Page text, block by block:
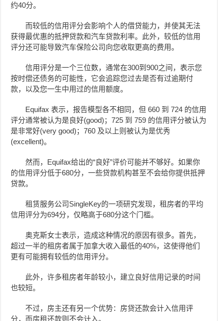
约40分。
而较低的信用评分会影响个人的借贷能力，并使其无法
获得最优惠的抵押贷款和汽车贷款利率。此外，较低的信用
评分还可能导致汽车保险公司向您收取更高的费用。
信用评分是一个三位数，通常在300到900之间，表示您
按时偿还债务的可能性，它会追踪您过去是否有过逾期付
款，以及您一生中用过的信用额度。
Equifax 表示，报告模型各不相同，但 660 到 724 的信用
评分通常被认为是良好(good)；725 到 759 的信用评分被认为
是非常好(very good)；760 及以上则被认为是优秀
(excellent)。
然而， Equifax给出的“良好”评价可能并不够好。如果你
的信用评分低于680分，一些贷款机构甚至不会给你提供抵押
贷款。
租赁服务公司SingleKey的一项研究发现，租房者的平均
信用评分为694分，仅略高于680分这个门槛。
奥克斯女士表示，造成这种情况的原因有很多。首先，
超过一半的租房者属于加拿大收入最低的40%，这使得他们
更有可能拥有较低的信用评分。
此外，许多租房者年龄较小，建立良好信用记录的时间
也较短。
不过，房主还有另一个优势：房贷还款会计入信用评
分，而房租还款则不会计入。